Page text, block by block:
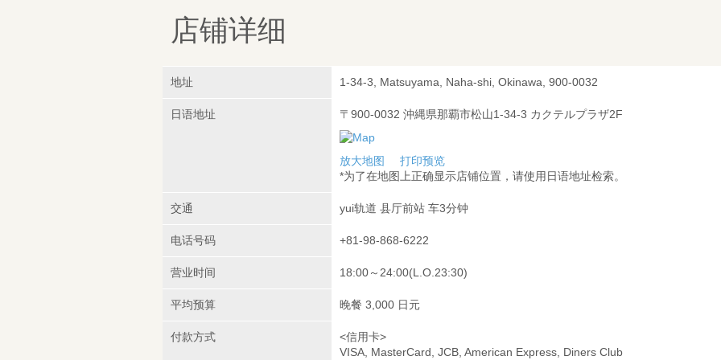
店铺详细
地址 1-34-3, Matsuyama, Naha-shi, Okinawa, 900-0032
日语地址 〒900-0032 沖縄県那覇市松山1-34-3 カクテルプラザ2F
放大地图
打印预览
*为了在地图上正确显示店铺位置，请使用日语地址检索。
交通 yui轨道 县厅前站 车3分钟
电话号码 +81-98-868-6222
营业时间 18:00～24:00(L.O.23:30)
平均预算 晚餐 3,000 日元
付款方式
<信用卡>
VISA, MasterCard, JCB, American Express, Diners Club